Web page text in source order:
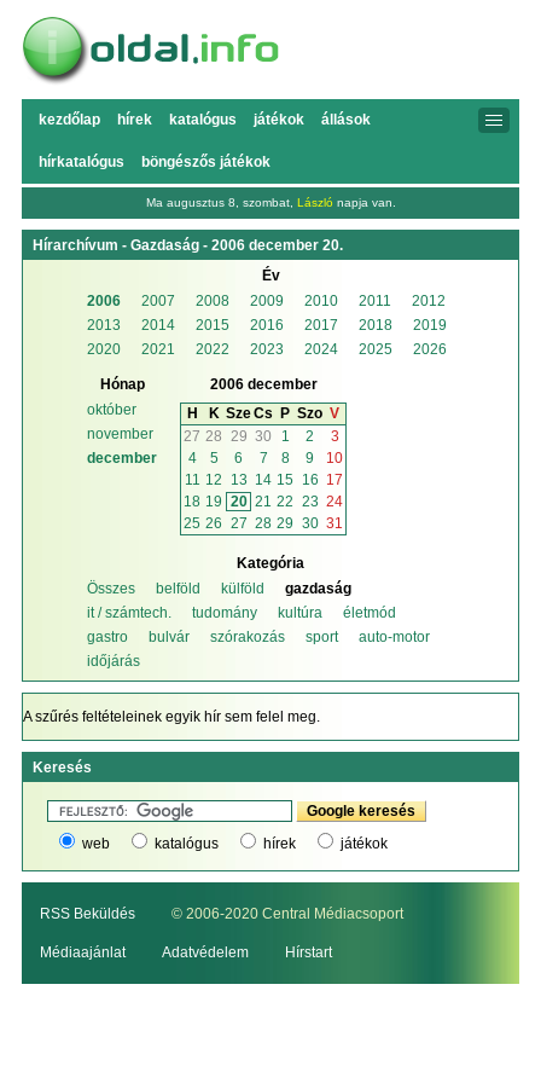
kezdőlap hírek katalógus játékok állások
hírkatalógus böngészős játékok
Ma augusztus 8, szombat, László napja van.
Hírarchívum - Gazdaság - 2006 december 20.
Év
2006
2007 2008 2009 2010 2011
2012
2013
2014 2015 2016 2017 2018
2019
2020
2021 2022 2023 2024 2025 2026
Hónap
október
november
december
2006 december
H
K SzeCs P Szo V
27 28 29 30 1 2
3
4
5 6 7 8 9
10
11 12 13 14 15 16 17
18 19 20 21 22 23 24
25 26 27 28 29 30 31
Kategória
Összes
belföld külföld
gazdaság
it / számtech.
tudomány kultúra
életmód
gastro
bulvár szórakozás sport
auto-motor
időjárás
A szűrés feltételeinek egyik hír sem felel meg.
Keresés
web katalógus hírek játékok
RSS Beküldés © 2006-2020 Central Médiacsoport
Médiaajánlat Adatvédelem Hírstart